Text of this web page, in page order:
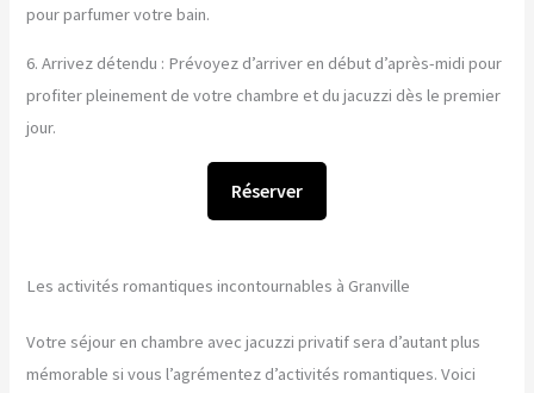
pour parfumer votre bain.
6. Arrivez détendu : Prévoyez d’arriver en début d’après-midi pour
profiter pleinement de votre chambre et du jacuzzi dès le premier
jour.
Réserver
Les activités romantiques incontournables à Granville
Votre séjour en chambre avec jacuzzi privatif sera d’autant plus
mémorable si vous l’agrémentez d’activités romantiques. Voici